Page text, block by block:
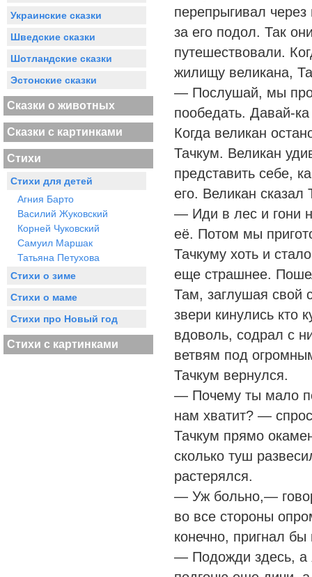
Украинские сказки
Шведские сказки
Шотландские сказки
Эстонские сказки
Сказки о животных
Сказки с картинками
Стихи
Стихи для детей
Агния Барто
Василий Жуковский
Корней Чуковский
Самуил Маршак
Татьяна Петухова
Стихи о зиме
Стихи о маме
Стихи про Новый год
Стихи с картинками
перепрыгивал
за его подол. Так
путешествовали.
жилищу великана,
— Послушай, мы
пообедать. Давай-
Когда великан
Тачкум. Великан
представить себе,
его. Великан сказал
— Иди в лес и гони
её. Потом мы
Тачкуму хоть и
еще страшнее.
Там, заглушая свой
звери кинулись кто
вдоволь, содрал с
ветвям под
Тачкум вернулся.
— Почему ты мало
нам хватит? —
Тачкум прямо
сколько туш
растерялся.
— Уж больно,—
во все стороны
конечно, пригнал
— Подожди здесь, а